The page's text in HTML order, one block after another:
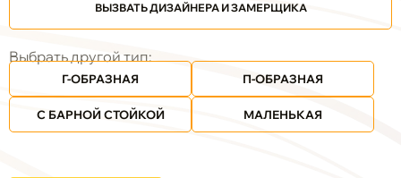
ВЫЗВАТЬ ДИЗАЙНЕРА И ЗАМЕРЩИКА
Выбрать другой тип:
Г-ОБРАЗНАЯ П-ОБРАЗНАЯ
С БАРНОЙ СТОЙКОЙ МАЛЕНЬКАЯ